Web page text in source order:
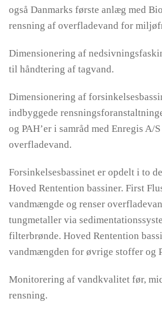
også Danmarks første anlæg med
rensning af overfladevand for
Dimensionering af
til håndtering af tagvand.
Dimensionering af
indbyggede
og PAH’er i samråd med Enregis A/
overfladevand.
Forsinkelsesbassinet er opdelt i to
Hoved Rentention bassiner. First
vandmængde og renser
tungmetaller via
filterbrønde. Hoved Rentention
vandmængden for øvrige stoffer og
Monitorering af vandkvalitet før,
rensning.